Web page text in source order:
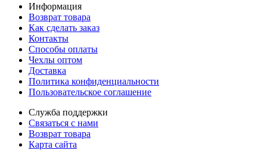
Информация
Возврат товара
Как сделать заказ
Контакты
Способы оплаты
Чехлы оптом
Доставка
Политика конфиденциальности
Пользовательское соглашение
Служба поддержки
Связаться с нами
Возврат товара
Карта сайта